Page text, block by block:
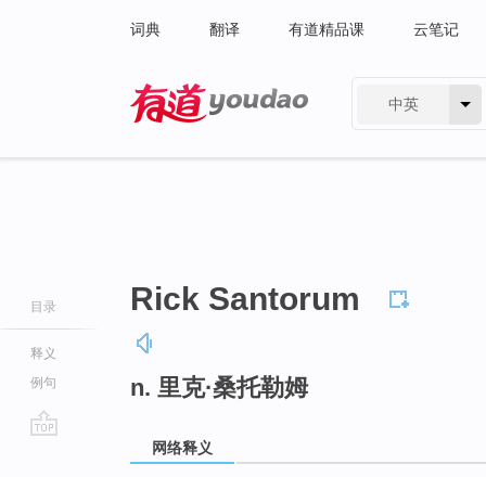
词典 翻译 有道精品课 云笔记
中英
目录
释义
例句
Rick Santorum
n. 里克·桑托勒姆
网络释义